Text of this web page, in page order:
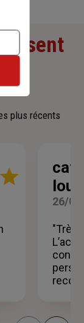
plus récents
26/
"Très